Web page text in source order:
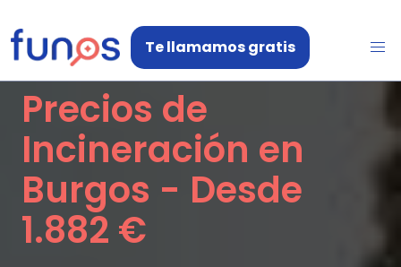
Te llamamos gratis
Precios de
Incineración en
Burgos - Desde
1.882 €